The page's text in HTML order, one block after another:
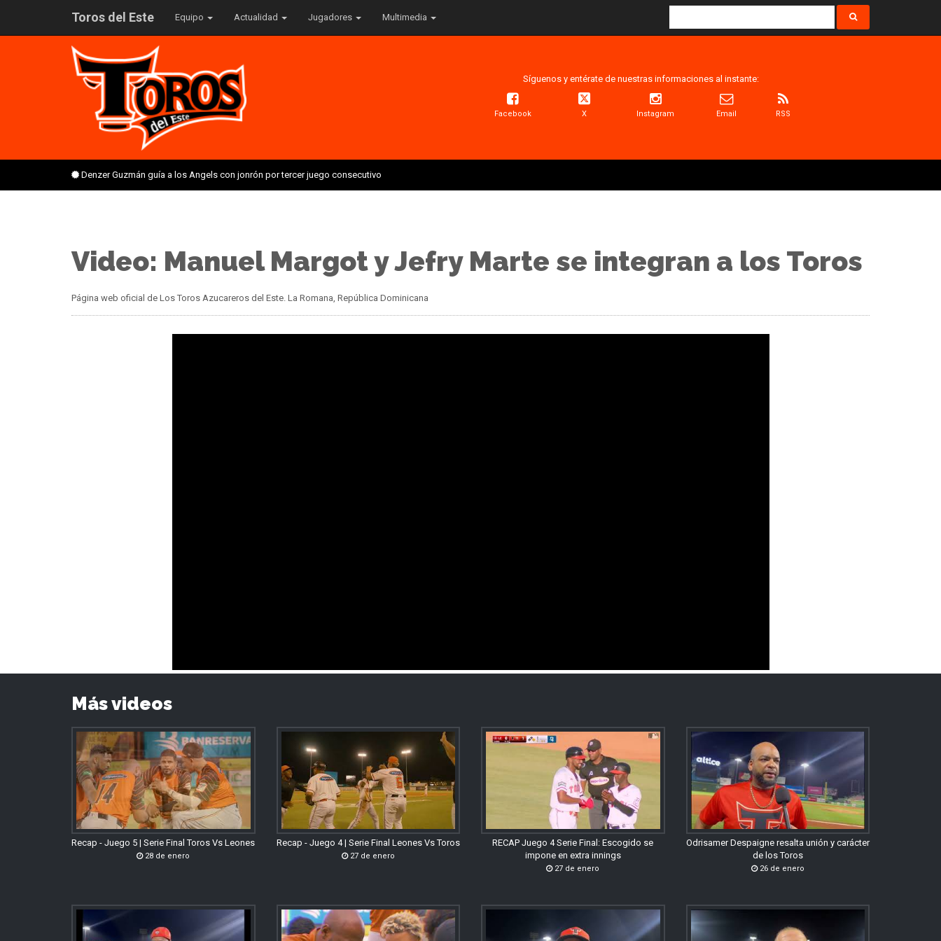
Toros del Este Equipo Actualidad Jugadores Multimedia
Síguenos y entérate de nuestras informaciones al instante:
Facebook X Instagram Email RSS
Denzer Guzmán guía a los Angels con jonrón por tercer juego consecutivo
Video: Manuel Margot y Jefry Marte se integran a los Toros
Página web oficial de Los Toros Azucareros del Este. La Romana, República Dominicana
Más videos
Recap - Juego 5 | Serie Final Toros Vs Leones
28 de enero
Recap - Juego 4 | Serie Final Leones Vs Toros
27 de enero
RECAP Juego 4 Serie Final: Escogido se
impone en extra innings
27 de enero
Odrisamer Despaigne resalta unión y carácter
de los Toros
26 de enero